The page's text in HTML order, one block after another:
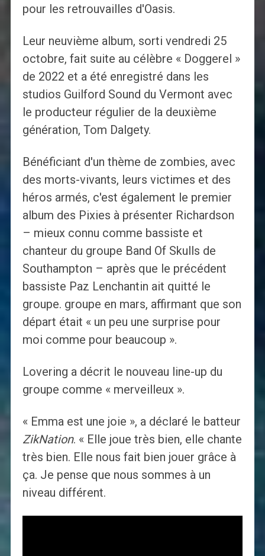
pour les retrouvailles d'Oasis.
Leur neuvième album, sorti vendredi 25
octobre, fait suite au célèbre « Doggerel »
de 2022 et a été enregistré dans les
studios Guilford Sound du Vermont avec
le producteur régulier de la deuxième
génération, Tom Dalgety.
Bénéficiant d'un thème de zombies, avec
des morts-vivants, leurs victimes et des
héros armés, c'est également le premier
album des Pixies à présenter Richardson
– mieux connu comme bassiste et
chanteur du groupe Band Of Skulls de
Southampton – après que le précédent
bassiste Paz Lenchantin ait quitté le
groupe. groupe en mars, affirmant que son
départ était « un peu une surprise pour
moi comme pour beaucoup ».
Lovering a décrit le nouveau line-up du
groupe comme « merveilleux ».
« Emma est une joie », a déclaré le batteur
ZikNation. « Elle joue très bien, elle chante
très bien. Elle nous fait bien jouer grâce à
ça. Je pense que nous sommes à un
niveau différent.